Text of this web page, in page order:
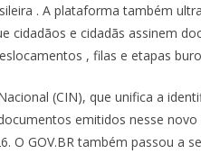
. A plataformatambém
cidadãos e cidadãs assinem
, filas e etapas
(CIN), que unifica a
emitidos nesse novo
O GOV.BRtambém passou a se